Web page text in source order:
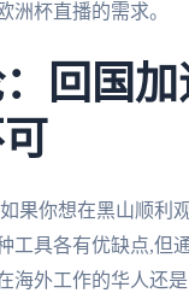
洲杯直播的需求。
回国
果你想在黑山顺利
工具各有优缺点,但
海外工作的华人还